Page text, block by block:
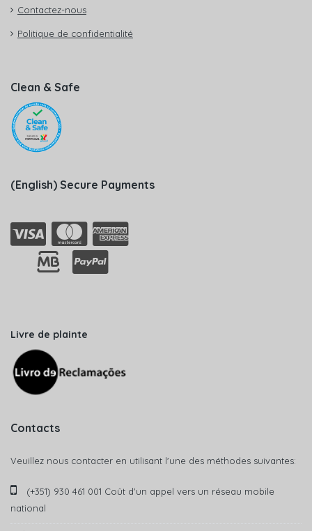
Contactez-nous
Politique de confidentialité
Clean & Safe
(English) Secure Payments
Livre de plainte
Contacts
Veuillez nous contacter en utilisant l'une des méthodes suivantes:
(+351) 930 461 001 Coût d'un appel vers un réseau mobile
national